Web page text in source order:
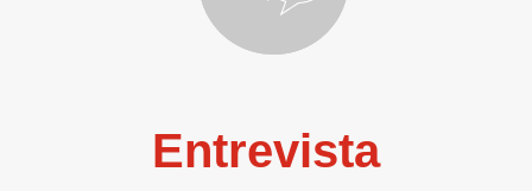
Entrevista